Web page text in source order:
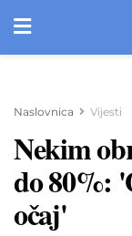
Naslovnica Vijesti
Nekim
do 80%:
očaj'